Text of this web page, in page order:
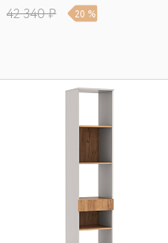
42 340 ₽ 20 %